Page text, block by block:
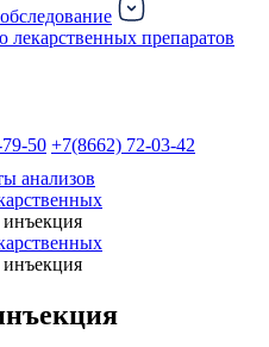
лекарственных препаратов
50 +7(8662) 72-03-42
анализов